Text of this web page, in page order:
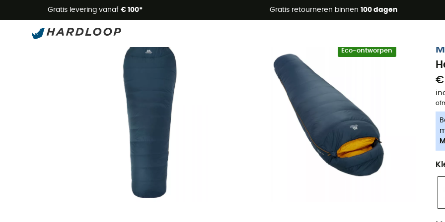
Gratis levering vanaf € 100* Gratis retourneren binnen 100 dagen
Zomeraanbiedingen 🔥 -5% EXTRA vanaf 2 producten* met code
Eco-ontworpen
€
of